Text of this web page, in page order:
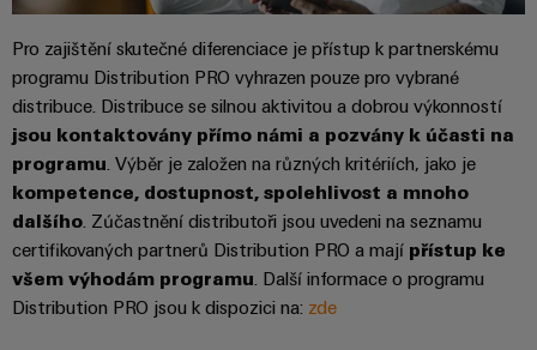
Pro zajištění skutečné diferenciace je přístup k partnerskému
programu Distribution PRO vyhrazen pouze pro vybrané
distribuce. Distribuce se silnou aktivitou a dobrou výkonností
jsou kontaktovány přímo námi a pozvány k účasti na
programu. Výběr je založen na různých kritériích, jako je
kompetence, dostupnost, spolehlivost a mnoho
dalšího. Zúčastnění distributoři jsou uvedeni na seznamu
certifikovaných partnerů Distribution PRO a mají přístup ke
všem výhodám programu. Další informace o programu
Distribution PRO jsou k dispozici na: zde